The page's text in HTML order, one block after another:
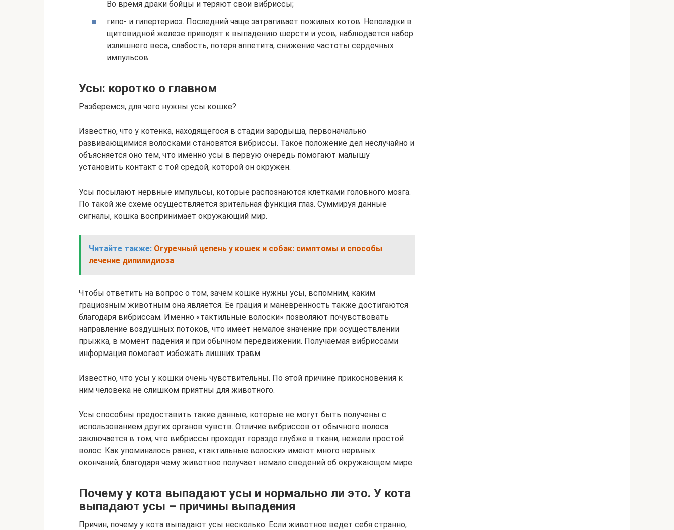
Во время драки бойцы и теряют свои вибриссы;
гипо- и гипертериоз. Последний чаще затрагивает пожилых котов. Неполадки в
щитовидной железе приводят к выпадению шерсти и усов, наблюдается набор
излишнего веса, слабость, потеря аппетита, снижение частоты сердечных
импульсов.
Усы: коротко о главном
Разберемся, для чего нужны усы кошке?
Известно, что у котенка, находящегося в стадии зародыша, первоначально
развивающимися волосками становятся вибриссы. Такое положение дел неслучайно и
объясняется оно тем, что именно усы в первую очередь помогают малышу
установить контакт с той средой, которой он окружен.
Усы посылают нервные импульсы, которые распознаются клетками головного мозга.
По такой же схеме осуществляется зрительная функция глаз. Суммируя данные
сигналы, кошка воспринимает окружающий мир.
Читайте также: Огуречный цепень у кошек и собак: симптомы и способы
лечение дипилидиоза
Чтобы ответить на вопрос о том, зачем кошке нужны усы, вспомним, каким
грациозным животным она является. Ее грация и маневренность также достигаются
благодаря вибриссам. Именно «тактильные волоски» позволяют почувствовать
направление воздушных потоков, что имеет немалое значение при осуществлении
прыжка, в момент падения и при обычном передвижении. Получаемая вибриссами
информация помогает избежать лишних травм.
Известно, что усы у кошки очень чувствительны. По этой причине прикосновения к
ним человека не слишком приятны для животного.
Усы способны предоставить такие данные, которые не могут быть получены с
использованием других органов чувств. Отличие вибриссов от обычного волоса
заключается в том, что вибриссы проходят гораздо глубже в ткани, нежели простой
волос. Как упоминалось ранее, «тактильные волоски» имеют много нервных
окончаний, благодаря чему животное получает немало сведений об окружающем мире.
Почему у кота выпадают усы и нормально ли это. У кота
выпадают усы – причины выпадения
Причин, почему у кота выпадают усы несколько. Если животное ведет себя странно,